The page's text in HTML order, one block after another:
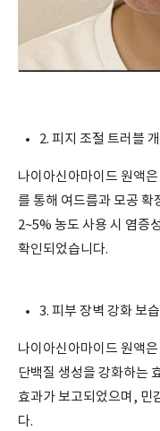
2. 피지 조절 트러블
나이아신아마이드 원액
를 통해 여드름과 모공
2~5% 농도 사용 시 염증
확인되었습니다.
3. 피부 장벽 강화 보습
나이아신아마이드 원액
단백질 생성을 강화하는
효과가 보고되었으며, 민
다.